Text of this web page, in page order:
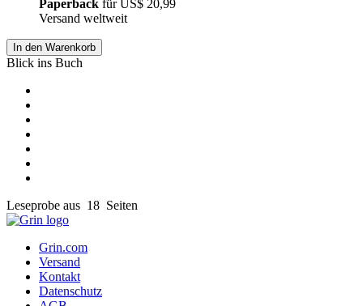
Paperback fürUS$ 20,99
Versand weltweit
In den Warenkorb
Blick ins Buch
Leseprobe aus 18 Seiten
Grin.com
Versand
Kontakt
Datenschutz